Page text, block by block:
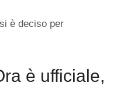
è deciso per
è ufficiale,